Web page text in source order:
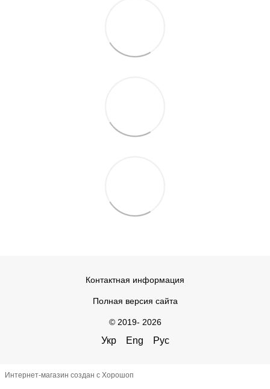
Контактная информация
Полная версия сайта
© 2019- 2026
Укр Eng Рус
Интернет-магазин создан с Хорошоп